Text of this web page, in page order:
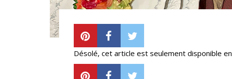
Désolé, cet article est seulement disponible en